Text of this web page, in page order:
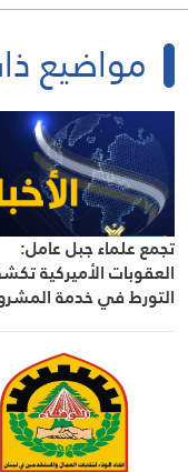
مواضيع
تجمع علماء جبل عامل:
العقوبات الأميركية
التورط في خدمة